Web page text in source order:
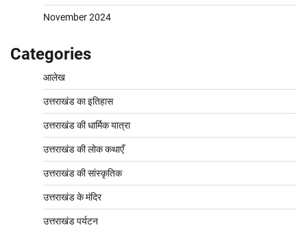
November 2024
Categories
आलेख
उत्तराखंड का इतिहास
उत्तराखंड की धार्मिक यात्रा
उत्तराखंड की लोक कथाएँ
उत्तराखंड की सांस्कृतिक
उत्तराखंड के मंदिर
उत्तराखंड पर्यटन